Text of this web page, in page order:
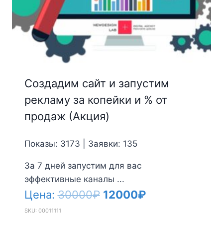
Создадим сайт и запустим
рекламу за копейки и % от
продаж (Акция)
Показы: 3173 | Заявки: 135
За 7 дней запустим для вас
эффективные каналы ...
Цена:30000₽ Первоначальная
12000₽Текущая
SKU: 00011111